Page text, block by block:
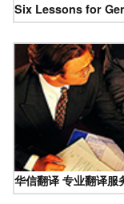
Six Lessons for
华信翻译 专业翻译服